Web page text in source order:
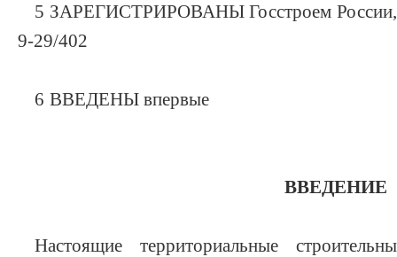
5 ЗАРЕГИСТРИРОВАНЫ Госстроем России,
9-29/402
6 ВВЕДЕНЫ впервые
ВВЕДЕНИЕ
Настоящие территориальные